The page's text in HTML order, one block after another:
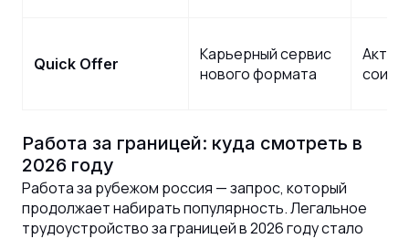
Quick Offer
Карьерный сервис
нового формата
Работа за границей: куда смотреть в
2026 году
Работа за рубежом россия — запрос, который
продолжает набирать популярность. Легальное
трудоустройство за границей в 2026 году стало